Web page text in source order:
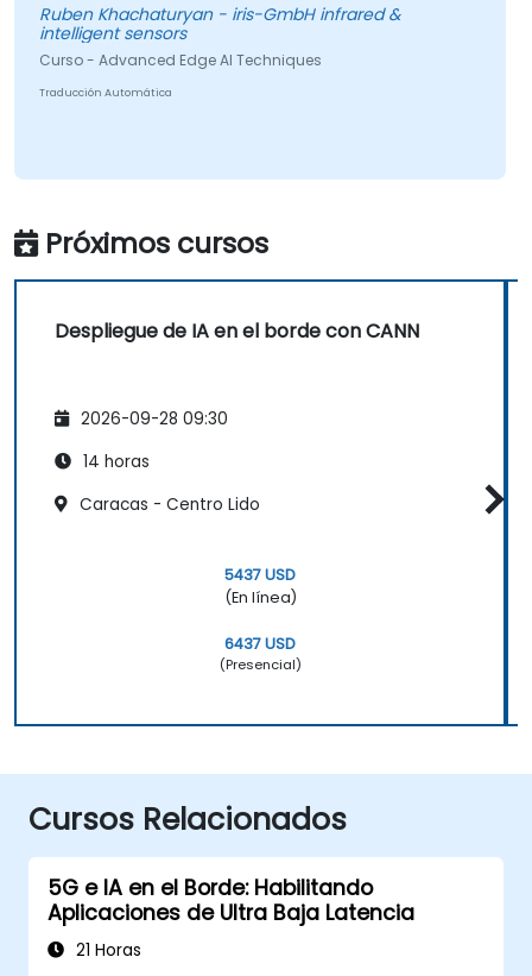
Ruben Khachaturyan - iris-GmbH infrared &
intelligent sensors
Curso - Advanced Edge AI Techniques
Traducción Automática
Próximos cursos
Despliegue de IA en el borde con CANN
2026-09-28 09:30
14 horas
Caracas - Centro Lido
5437 USD
(En línea)
6437 USD
(Presencial)
Cursos Relacionados
5G e IA en el Borde: Habilitando
Aplicaciones de Ultra Baja Latencia
21 Horas